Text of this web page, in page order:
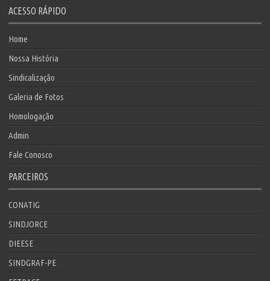
ACESSO RÁPIDO
Home
Nossa História
Sindicalização
Galeria de Fotos
Homologação
Admin
Fale Conosco
PARCEIROS
CONATIG
SINDJORCE
DIEESE
SINDGRAF-PE